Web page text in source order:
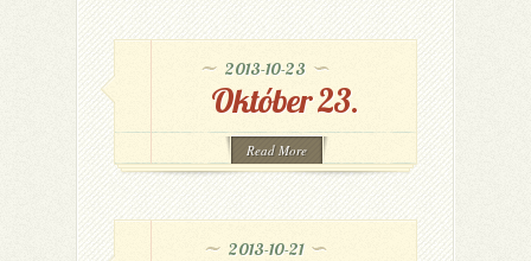
2013-10-23
Október 23.
Read More
2013-10-21